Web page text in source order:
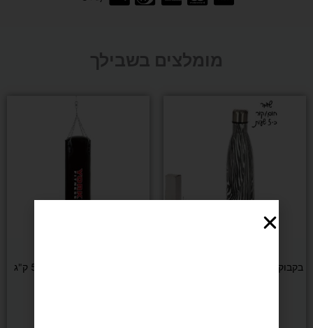
מומלצים בשבילך
שק איגרוף UFC במשקל 50 ק"ג